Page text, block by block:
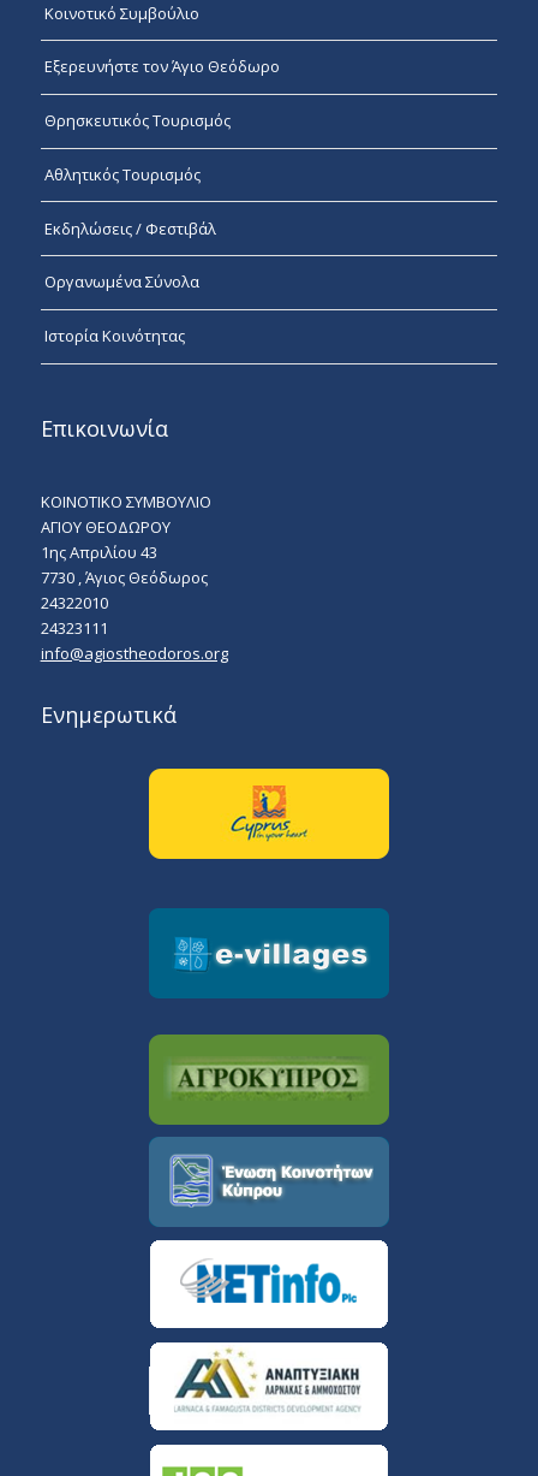
Κοινοτικό Συμβούλιο
Εξερευνήστε τον Άγιο Θεόδωρο
Θρησκευτικός Τουρισμός
Αθλητικός Τουρισμός
Εκδηλώσεις / Φεστιβάλ
Οργανωμένα Σύνολα
Ιστορία Κοινότητας
Επικοινωνία
ΚΟΙΝΟΤΙΚΟ ΣΥΜΒΟΥΛΙΟ
ΑΓΙΟΥ ΘΕΟΔΩΡΟΥ
1ης Απριλίου 43
7730 , Άγιος Θεόδωρος
24322010
24323111
info@agiostheodoros.org
Ενημερωτικά